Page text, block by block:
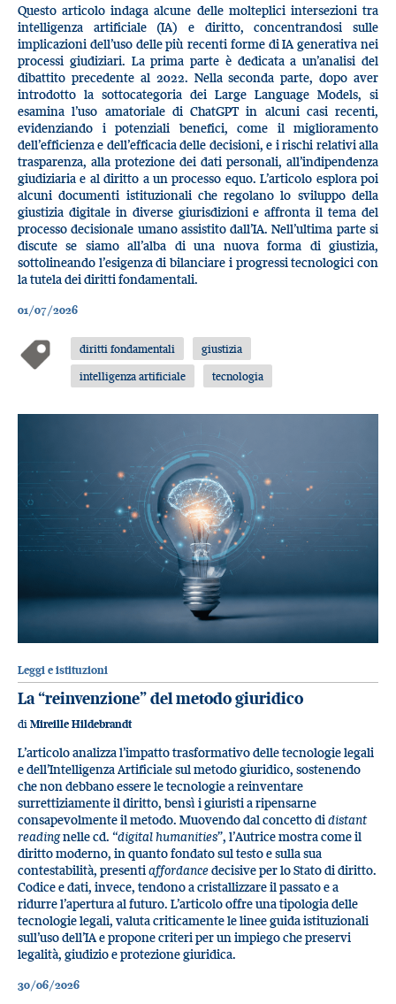
Questo articolo indaga alcune delle molteplici intersezioni tra
intelligenza artificiale (IA) e diritto, concentrandosi sulle
implicazioni dell’uso delle più recenti forme di IA generativa nei
processi giudiziari. La prima parte è dedicata a un’analisi del
dibattito precedente al 2022. Nella seconda parte, dopo aver
introdotto la sottocategoria dei Large Language Models, si
esamina l’uso amatoriale di ChatGPT in alcuni casi recenti,
evidenziando i potenziali benefici, come il miglioramento
dell’efficienza e dell’efficacia delle decisioni, e i rischi relativi alla
trasparenza, alla protezione dei dati personali, all’indipendenza
giudiziaria e al diritto a un processo equo. L’articolo esplora poi
alcuni documenti istituzionali che regolano lo sviluppo della
giustizia digitale in diverse giurisdizioni e affronta il tema del
processo decisionale umano assistito dall’IA. Nell’ultima parte si
discute se siamo all’alba di una nuova forma di giustizia,
sottolineando l’esigenza di bilanciare i progressi tecnologici con
la tutela dei diritti fondamentali.
01/07/2026
diritti fondamentali
giustizia
intelligenza artificiale
tecnologia
Leggi e istituzioni
La “reinvenzione” del metodo giuridico
di Mireille Hildebrandt
L’articolo analizza l’impatto trasformativo delle tecnologie legali
e dell’Intelligenza Artificiale sul metodo giuridico, sostenendo
che non debbano essere le tecnologie a reinventare
surrettiziamente il diritto, bensì i giuristi a ripensarne
consapevolmente il metodo. Muovendo dal concetto didistant
readingnelle cd. “digital humanities”, l’Autrice mostra come il
diritto moderno, in quanto fondato sul testo e sulla sua
contestabilità, presentiaffordancedecisive per lo Stato di diritto.
Codice e dati, invece, tendono a cristallizzare il passato e a
ridurre l’apertura al futuro. L’articolo offre una tipologia delle
tecnologie legali, valuta criticamente le linee guida istituzionali
sull’uso dell’IA e propone criteri per un impiego che preservi
legalità, giudizio e protezione giuridica.
30/06/2026